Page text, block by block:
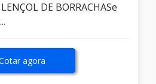
DE BORRACHASe
agora